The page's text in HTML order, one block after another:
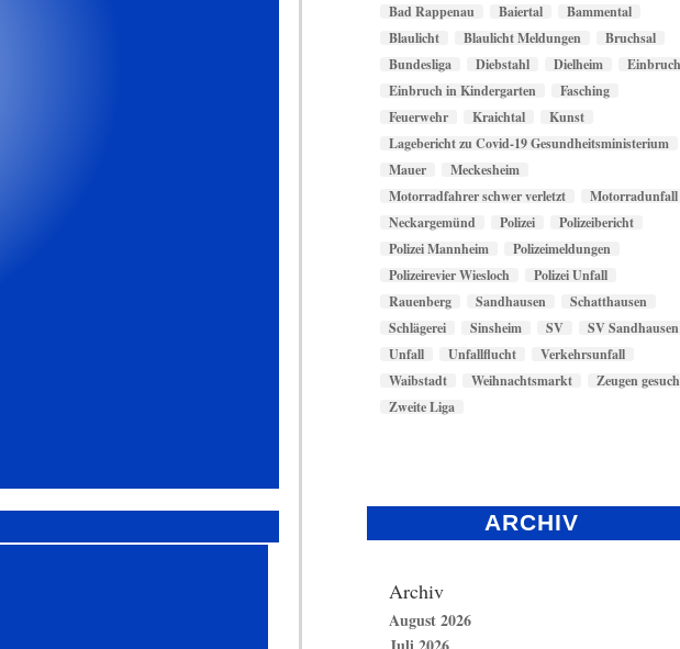
Bad Rappenau
Baiertal
Bammental
Blaulicht
Blaulicht Meldungen
Bruchsal
Bundesliga
Diebstahl Dielheim
Einbruch in Kindergarten
Fasching
Feuerwehr
Kraichtal
Kunst
Lagebericht zu Covid-19 Gesundheitsministerium
Mauer
Meckesheim
Motorradfahrer schwer verletzt
Motorradunfall
Neckargemünd
Polizei
Polizeibericht
Polizei Mannheim
Polizeimeldungen
Polizeirevier Wiesloch
Polizei Unfall
Rauenberg
Sandhausen
Schatthausen
Schlägerei
Sinsheim SV
SV Sandhausen
Unfall
Unfallflucht
Verkehrsunfall
Waibstadt
Weihnachtsmarkt
Zeugen
Zweite Liga
ARCHIV
Archiv
August 2026